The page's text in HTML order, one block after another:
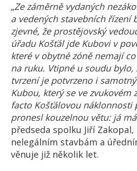
„Ze záměrně vydaných
a vedených stavebních řízení
zjevné, že prostějovský
úřadu Košťál jde Kubovi v
které v obytné zóně nemají
na ruku. Vtipné u soudu bylo,
tvrzení je potvrzeno i
Kubou, který se ve zvukovém
facto Košťálovou náklonnosti
pronesl kouzelnou větu: já
předseda spolku Jiří
nelegálním stavbám a
věnuje již několik let.